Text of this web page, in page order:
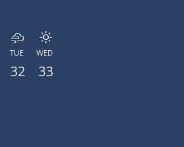
TUE
32
WED
33